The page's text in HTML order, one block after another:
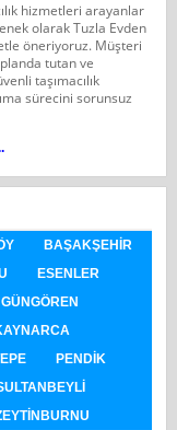
hizmetleri arayanlar
olarak Tuzla Evden
öneriyoruz. Müşteri
tutan ve
taşımacılık
sürecini sorunsuz
BAŞAKŞEHIR
ESENLER
GÜNGÖREN
PENDIK